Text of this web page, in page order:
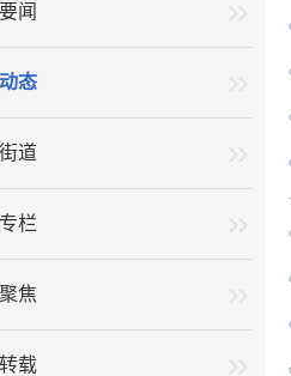
闻
态
道
栏
焦
载